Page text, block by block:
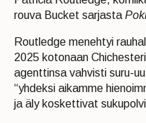
rouva Bucket sarjasta
Routledge menehtyi
2025 kotonaan
agenttinsa vahvisti suru-
“yhdeksi aikamme
ja äly koskettivat